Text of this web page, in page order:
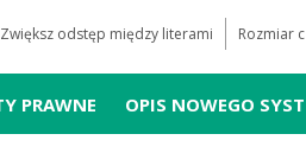
Zwiększ odstęp między literami Rozmiar
PRAWNE OPIS NOWEGO